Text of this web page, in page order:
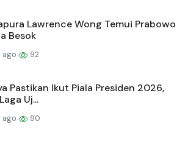
Lawrence Wong Temui Prabowo
Besok
ago 92
Pastikan Ikut Piala Presiden 2026,
Uj...
ago 90